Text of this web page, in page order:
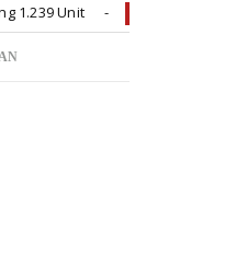
Kalbar Permintaan Rumah